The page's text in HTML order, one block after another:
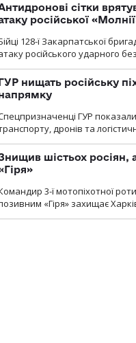
сітки
російської
128-ї Закарпатської
російського ударного
нищать російську
ГУР
дронів та
шістьох росіян,
3-ї мотопіхотної
«Гіря» захищає